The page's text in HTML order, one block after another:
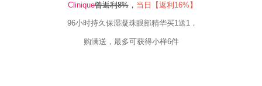
Clinique曾返利8%， 当日【返利16% 】
96小时持久保湿凝珠眼部精华买1送1，
购满送，最多可获得小样6件